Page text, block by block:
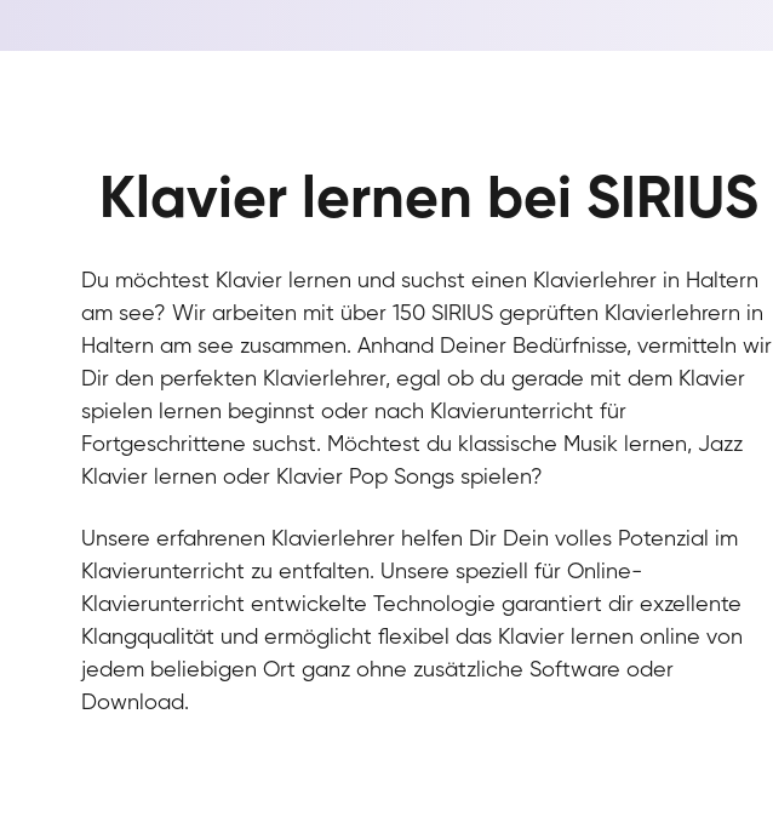
Klavier lernen bei SIRIUS
Du möchtest Klavier lernen und suchst einen Klavierlehrer in Haltern
am see? Wir arbeiten mit über 150 SIRIUS geprüften Klavierlehrern in
Haltern am see zusammen. Anhand Deiner Bedürfnisse, vermitteln wir
Dir den perfekten Klavierlehrer, egal ob du gerade mit dem Klavier
spielen lernen beginnst oder nach Klavierunterricht für
Fortgeschrittene suchst. Möchtest du klassische Musik lernen, Jazz
Klavier lernen oder Klavier Pop Songs spielen?
Unsere erfahrenen Klavierlehrer helfen Dir Dein volles Potenzial im
Klavierunterricht zu entfalten. Unsere speziell für Online-
Klavierunterricht entwickelte Technologie garantiert dir exzellente
Klangqualität und ermöglicht flexibel das Klavier lernen online von
jedem beliebigen Ort ganz ohne zusätzliche Software oder
Download.